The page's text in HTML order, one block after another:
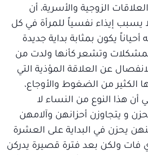
الزوجية والأسرية، أن
يسبب إيذاء نفسياً للمرأة في كل
أحياناً يكون بمثابة بداية جديدة
وتشعر كأنها ولدت من
عن العلاقة المؤذية التي
الكثير من الضغوط والأوجاع،
أن هذا النوع من النساء لا
و يتجاوزن أحزانهن وآلامهن
يحزن في البداية على العشرة
فات ولكن بعد فترة قصيرة يدركن